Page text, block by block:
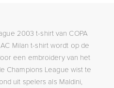
2003 t-shirt van COPA
Milan t-shirt wordt op de
een embroidery van het
Champions League wist te
uit spelers als Maldini,